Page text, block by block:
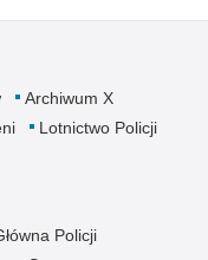
Archiwum X
Lotnictwo Policji
Policji